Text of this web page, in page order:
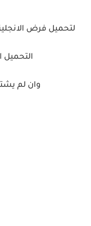
لتحميل فرض الانجليزية
التحميل
وان لم